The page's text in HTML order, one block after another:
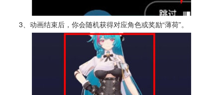
3、动画结束后，你会随机获得对应角色或奖励“薄荷”。